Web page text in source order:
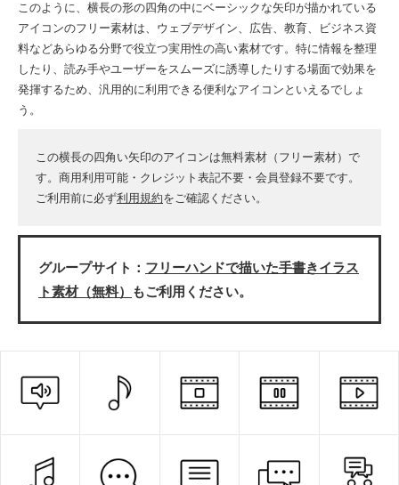
このように、横長の形の四角の中にベーシックな矢印が描かれている
アイコンのフリー素材は、ウェブデザイン、広告、教育、ビジネス資
料などあらゆる分野で役立つ実用性の高い素材です。特に情報を整理
したり、読み手やユーザーをスムーズに誘導したりする場面で効果を
発揮するため、汎用的に利用できる便利なアイコンといえるでしょ
う。
この横長の四角い矢印のアイコンは無料素材（フリー素材）で
す。商用利用可能・クレジット表記不要・会員登録不要です。
ご利用前に必ず利用規約をご確認ください。
グループサイト： フリーハンドで描いた手書きイラス
ト素材（無料）
もご利用ください。